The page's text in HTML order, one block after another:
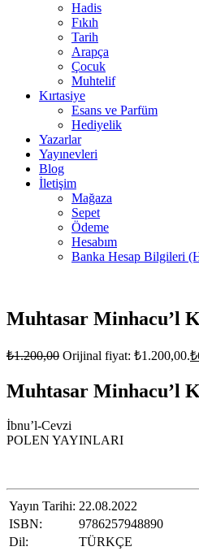
Hadis
Fıkıh
Tarih
Arapça
Çocuk
Muhtelif
Kırtasiye
Esans ve Parfüm
Hediyelik
Yazarlar
Yayınevleri
Blog
İletişim
Mağaza
Sepet
Ödeme
Hesabım
Banka Hesap Bilgileri
Muhtasar Minhacu’l
₺1.200,00 Orijinal fiyat: ₺1.200,00.₺
Muhtasar Minhacu’l
İbnu’l-Cevzi
POLEN YAYINLARI
Yayın Tarihi: 22.08.2022
ISBN:
9786257948890
Dil:
TÜRKÇE